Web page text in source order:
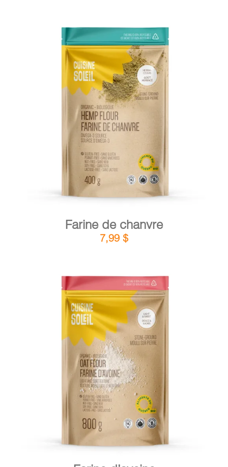
AJOUTER AU PANIER
Farine de chanvre
7,99 $
AJOUTER AU PANIER / DÉTAILS